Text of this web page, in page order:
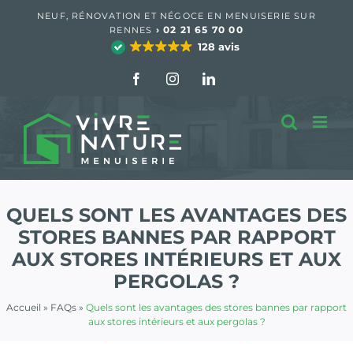
NEUF, RÉNOVATION ET NÉGOCE EN MENUISERIE SUR
RENNES › 02 21 65 70 00
128 avis
FacebookInstagramLinkedIn
QUELS SONT LES AVANTAGES DES
STORES BANNES PAR RAPPORT
AUX STORES INTÉRIEURS ET AUX
PERGOLAS ?
Accueil » FAQs » Quels sont les avantages des stores bannes par rapport
aux stores intérieurs et aux pergolas ?